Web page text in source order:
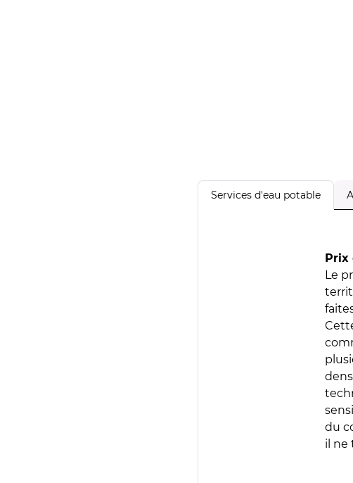
Services d'eau potable
Prix
Le
du
il ne